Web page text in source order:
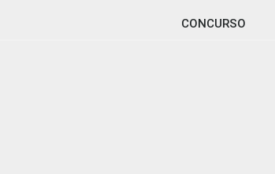
CONCURSO